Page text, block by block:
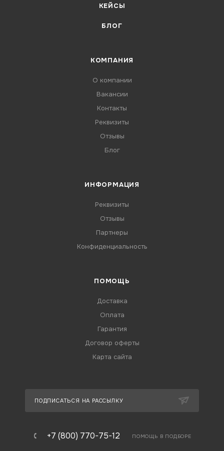
КЕЙСЫ
БЛОГ
КОМПАНИЯ
О компании
Вакансии
Контакты
Реквизиты
Отзывы
Блог
ИНФОРМАЦИЯ
Реквизиты
Отзывы
Партнеры
Конфиденциальность
ПОМОЩЬ
Доставка
Оплата
Гарантия
Договор оферты
Карта сайта
ПОДПИСАТЬСЯ НА РАССЫЛКУ
+7 (800) 770-75-12 ПОМОЩЬ В ПОДБОРЕ